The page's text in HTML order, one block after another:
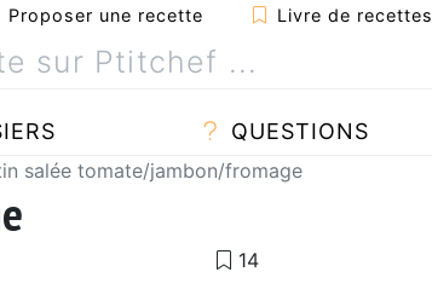
Proposer une recette Livre de recettes
QUESTIONS
salée tomate/jambon/fromage